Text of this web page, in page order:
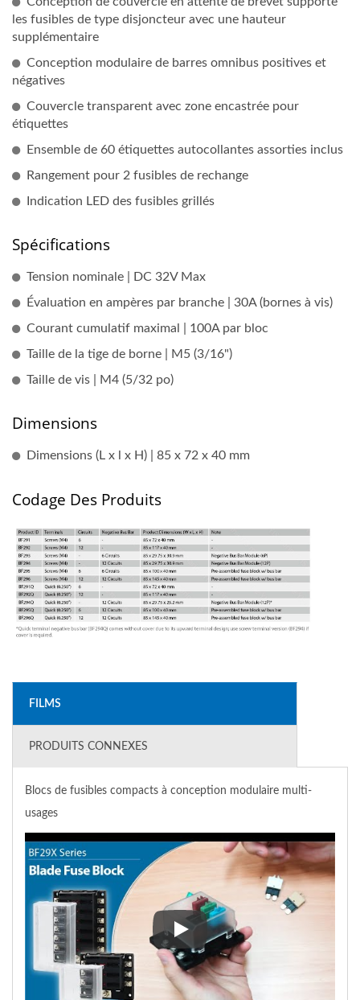
les fusibles de type disjoncteur avec une hauteur
supplémentaire
Conception modulaire de barres omnibus positives et
négatives
Couvercle transparent avec zone encastrée pour
étiquettes
Ensemble de 60 étiquettes autocollantes assorties inclus
Rangement pour 2 fusibles de rechange
Indication LED des fusibles grillés
Spécifications
Tension nominale | DC 32V Max
Évaluation en ampères par branche | 30A (bornes à vis)
Courant cumulatif maximal | 100A par bloc
Taille de la tige de borne | M5 (3/16")
Taille de vis | M4 (5/32 po)
Dimensions
Dimensions (L x l x H) | 85 x 72 x 40 mm
Codage Des Produits
FILMS
PRODUITS CONNEXES
Blocs de fusibles compacts à conception modulaire multi-
usages
Blocs de fusibles compacts à